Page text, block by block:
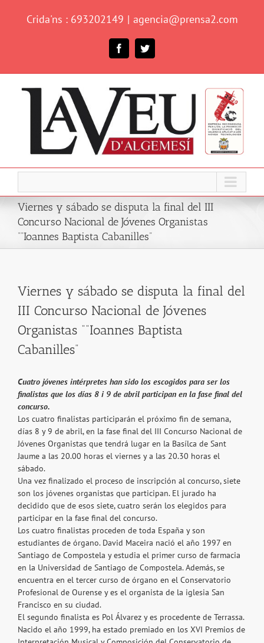
Crida'ns : 693202149 | agencia@prensa2.com
FacebookTwitter
Viernes y sábado se disputa la final del III
Concurso Nacional de Jóvenes Organistas
““Ioannes Baptista Cabanilles”
Viernes y sábado se disputa la final del
III Concurso Nacional de Jóvenes
Organistas ““Ioannes Baptista
Cabanilles”
Cuatro jóvenes intérpretes han sido los escogidos para ser los
finalistas que los días 8 i 9 de abril participan en la fase final del
concurso.
Los cuatro finalistas participarán el próximo fin de semana,
días 8 y 9 de abril, en la fase final del III Concurso Nacional de
Jóvenes Organistas que tendrá lugar en la Basílca de Sant
Jaume a las 20.00 horas el viernes y a las 20.30 horas el
sábado.
Una vez finalizado el proceso de inscripción al concurso, siete
son los jóvenes organistas que participan. El jurado ha
decidido que de esos siete, cuatro serán los elegidos para
participar en la fase final del concurso.
Los cuatro finalistas proceden de toda España y son
estudiantes de órgano. David Maceira nació el año 1997 en
Santiago de Compostela y estudia el primer curso de farmacia
en la Universidad de Santiago de Compostela. Además, se
encuentra en el tercer curso de órgano en el Conservatorio
Profesional de Ourense y es el organista de la iglesia San
Francisco en su ciudad.
El segundo finalista es Pol Álvarez y es procedente de Terrassa.
Nacido el año 1999, ha estado premiado en los XVI Premios de